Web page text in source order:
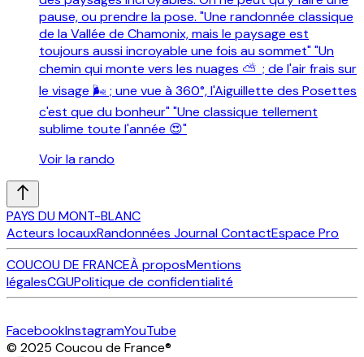
pause, ou prendre la pose. "Une randonnée classique
de la Vallée de Chamonix, mais le paysage est
toujours aussi incroyable une fois au sommet" "Un
chemin qui monte vers les nuages ⛅️ ; de l'air frais sur
le visage 🌬 ; une vue à 360°, l'Aiguillette des Posettes
c'est que du bonheur" "Une classique tellement
sublime toute l'année 😍"
Voir la rando
PAYS DU MONT-BLANC
Acteurs locauxRandonnées JournalContactEspace Pro
COUCOU DE FRANCEÀ proposMentions
légalesCGUPolitique de confidentialité
FacebookInstagramYouTube
© 2025 Coucou de France®